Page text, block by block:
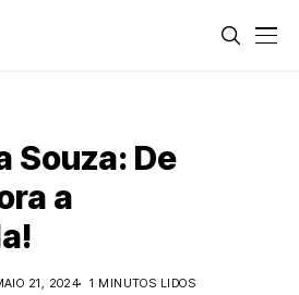
Souza: De
a
21, 2024
1 MINUTOS LIDOS